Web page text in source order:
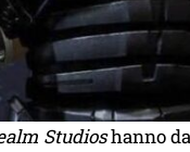
Studioshanno